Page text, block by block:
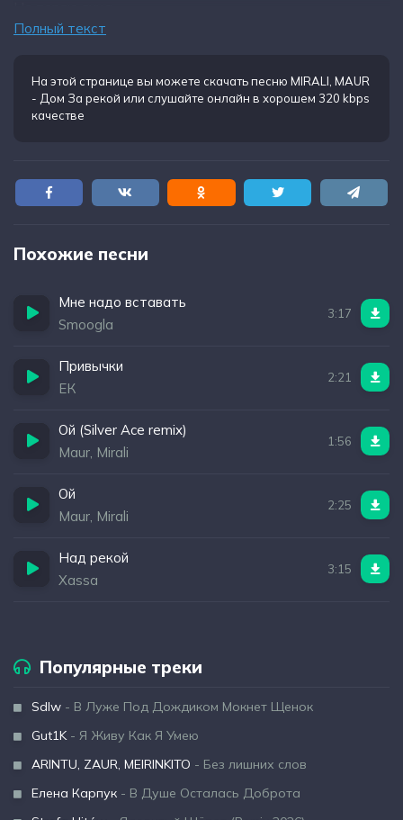
Ты хули встал
Полный текст
На этой странице вы можете скачать песню MIRALI, MAUR
- Дом За рекой или слушайте онлайн в хорошем 320 kbps
качестве
Похожие песни
Мне надо вставать
Smoogla
3:17
Привычки
ЕК
2:21
Ой (Silver Ace remix)
Maur, Mirali
1:56
Ой
Maur, Mirali
2:25
Над рекой
Xassa
3:15
Популярные треки
Sdlw - В Луже Под Дождиком Мокнет Щенок
Gut1K- Я Живу Как Я Умею
ARINTU, ZAUR, MEIRINKITO - Без лишних слов
Елена Карпук - В Душе Осталась Доброта